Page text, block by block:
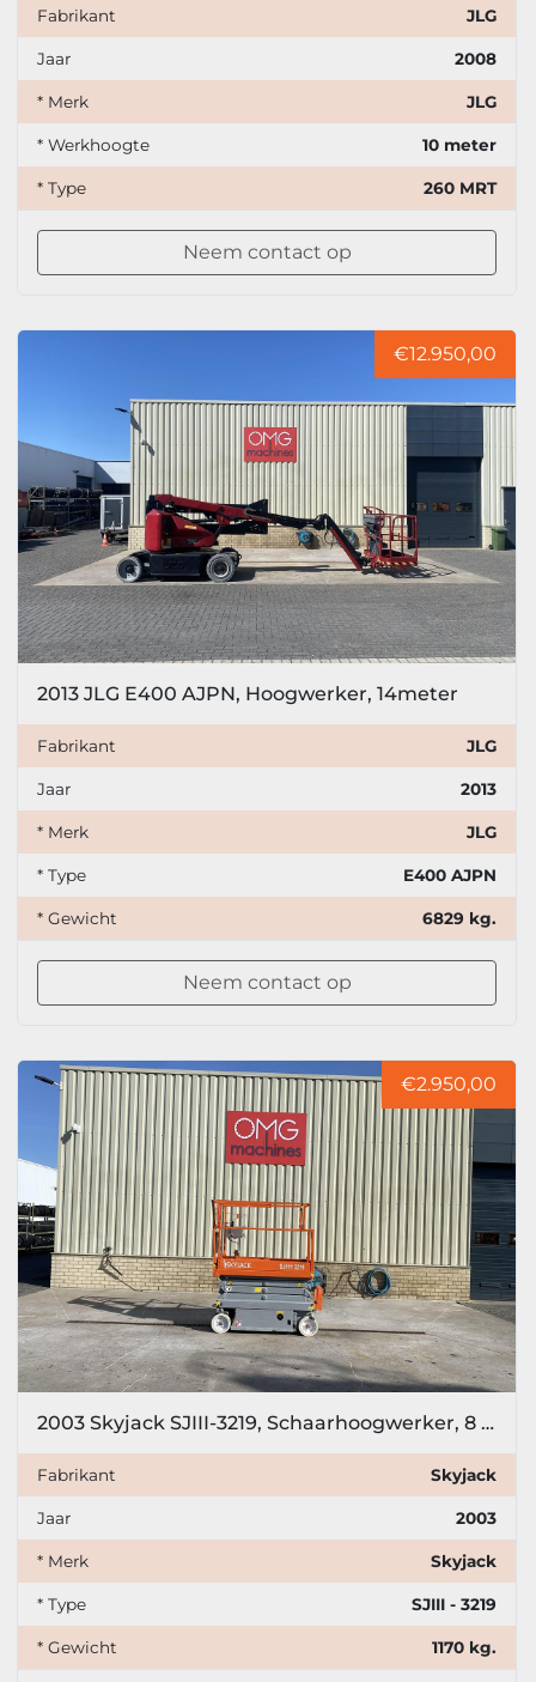
Fabrikant JLG
Jaar 2008
* Merk JLG
* Werkhoogte 10 meter
* Type 260 MRT
Neem contact op
€12.950,00
2013 JLG E400 AJPN, Hoogwerker, 14meter
Fabrikant JLG
Jaar 2013
* Merk JLG
* Type E400 AJPN
* Gewicht 6829 kg.
Neem contact op
€2.950,00
2003 Skyjack SJIII-3219, Schaarhoogwerker, 8 meter
Fabrikant Skyjack
Jaar 2003
* Merk Skyjack
* Type SJIII - 3219
* Gewicht 1170 kg.